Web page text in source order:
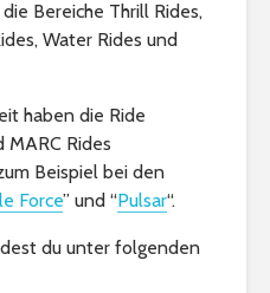
Bereiche Thrill Rides,
Water Rides und
haben die Ride
MARC Rides
Beispiel bei den
Force” und “Pulsar“.
du unter folgenden